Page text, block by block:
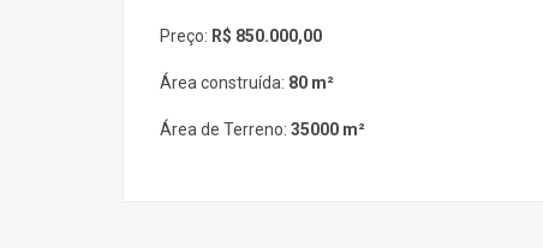
Preço: R$ 850.000,00
Área construída: 80 m²
Área de Terreno: 35000 m²